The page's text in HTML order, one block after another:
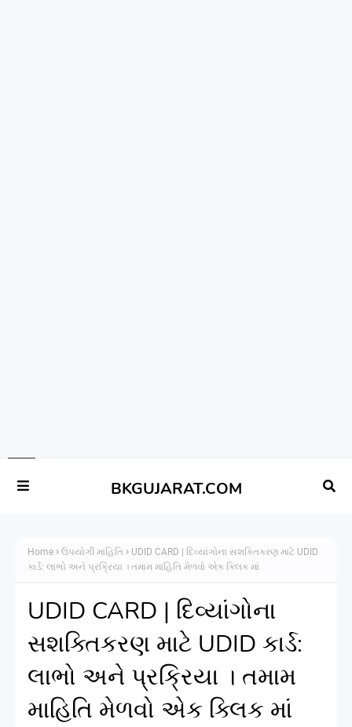
BKGUJARAT.COM
Home ઉપયોગી માહિતિ
UDID CARD | દિવ્યાંગોના સશક્તિકરણ માટે UDID
કાર્ડ: લાભો અને પ્રક્રિયા । તમામ માહિતિ મેળવો એક ક્લિક માં
UDID CARD | દિવ્યાંગોના
સશક્તિકરણ માટે UDID કાર્ડ:
લાભો અને પ્રક્રિયા । તમામ
માહિતિ મેળવો એક ક્લિક માં